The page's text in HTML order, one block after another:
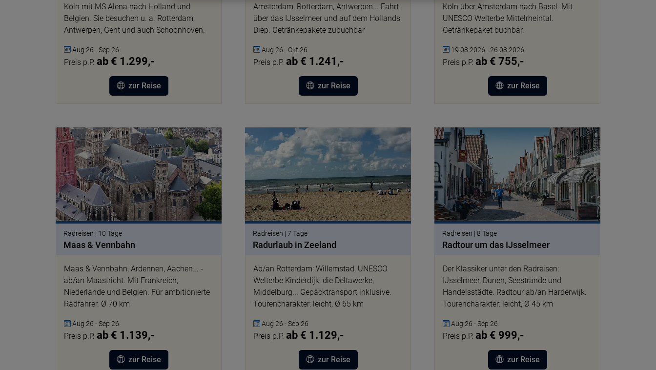
Köln mit MS Alena nach Holland und
Belgien. Sie besuchen u. a. Rotterdam,
Antwerpen, Gent und auch Schoonhoven.
Aug 26 - Sep 26
Preis p.P. ab € 1.299,-
zur Reise
Amsterdam, Rotterdam, Antwerpen... Fahrt
über das IJsselmeer und auf dem Hollands
Diep. Getränkepakete zubuchbar
Aug 26 - Okt 26
Preis p.P. ab € 1.241,-
zur Reise
Köln über Amsterdam nach Basel. Mit
UNESCO Welterbe Mittelrheintal.
Getränkepaket buchbar.
19.08.2026 - 26.08.2026
Preis p.P. ab € 755,-
zur Reise
© NBTC
Radreisen | 10 Tage
Maas & Vennbahn
Maas & Vennbahn, Ardennen, Aachen... -
ab/an Maastricht. Mit Frankreich,
Niederlande und Belgien. Für ambitionierte
Radfahrer. Ø 70 km
Aug 26 - Sep 26
Preis p.P. ab € 1.139,-
zur Reise
Radreisen | 7 Tage
Radurlaub in Zeeland
Ab/an Rotterdam: Willemstad, UNESCO
Welterbe Kinderdijk, die Deltawerke,
Middelburg... Gepäcktransport inklusive.
Tourencharakter: leicht, Ø 65 km
Aug 26 - Sep 26
Preis p.P. ab € 1.129,-
zur Reise
© 3345557 pixabay
Radreisen | 8 Tage
Radtour um das IJsselmeer
Der Klassiker unter den Radreisen:
IJsselmeer, Dünen, Seestrände und
Handelsstädte. Radtour ab/an Harderwijk.
Tourencharakter: leicht, Ø 45 km
Aug 26 - Sep 26
Preis p.P. ab € 999,-
zur Reise